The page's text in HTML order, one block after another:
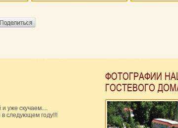
уже скучаем....
следующем году!!!
ФОТОГРАФИИ
ГОСТЕВОГО